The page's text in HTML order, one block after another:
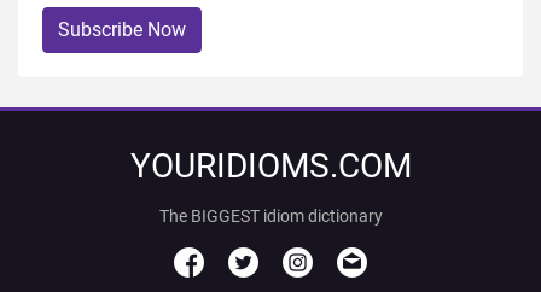
Subscribe Now
YOURIDIOMS.COM
The BIGGEST idiom dictionary